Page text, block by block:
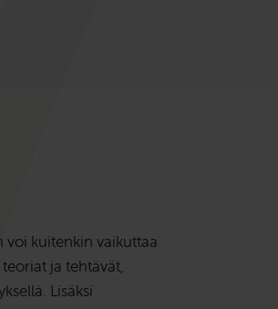
voi kuitenkin vaikuttaa
ja tehtävät,
Lisäksi